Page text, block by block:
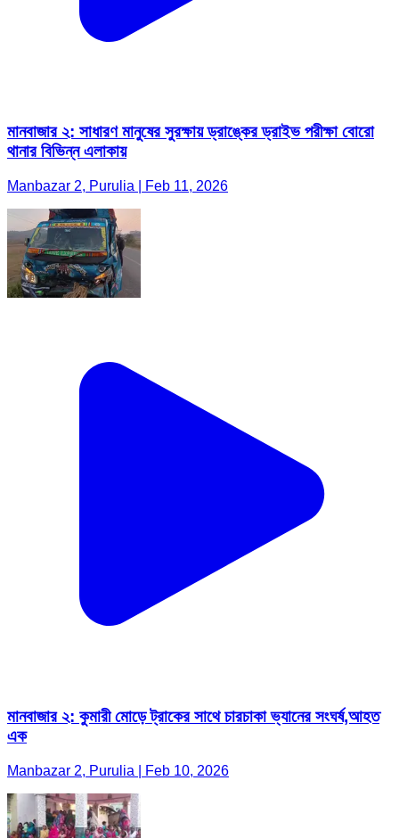
মানবাজার ২: সাধারণ মানুষের সুরক্ষায় ড্রাঙ্কের ড্রাইভ পরীক্ষা বোরো
থানার বিভিন্ন এলাকায়
Manbazar 2, Purulia | Feb 11, 2026
মানবাজার ২: কুমারী মোড়ে ট্রাকের সাথে চারচাকা ভ্যানের সংঘর্ষ,আহত
এক
Manbazar 2, Purulia | Feb 10, 2026